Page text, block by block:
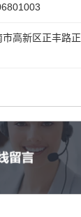
高新区正丰路正